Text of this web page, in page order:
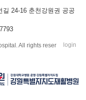
24-16 춘천강원권 공공
All rights reser
login